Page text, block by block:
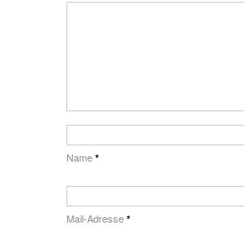
Name *
Mail-Adresse *